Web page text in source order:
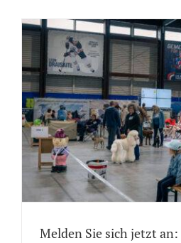
Melden Sie sich jetzt